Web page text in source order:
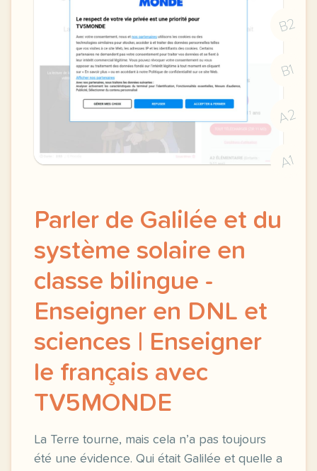
B2
B1
A2
A1
Parler de Galilée et du
système solaire en
classe bilingue -
Enseigner en DNL et
sciences | Enseigner
le français avec
TV5MONDE
La Terre tourne, mais cela n’a pas toujours
été une évidence. Qui était Galilée et quelle a